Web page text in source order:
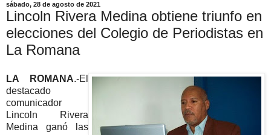
sábado, 28 de agosto de 2021
Lincoln Rivera Medina obtiene triunfo en
elecciones del Colegio de Periodistas en
La Romana
LA ROMANA.-El
destacado
comunicador
Lincoln Rivera
Medina ganó las